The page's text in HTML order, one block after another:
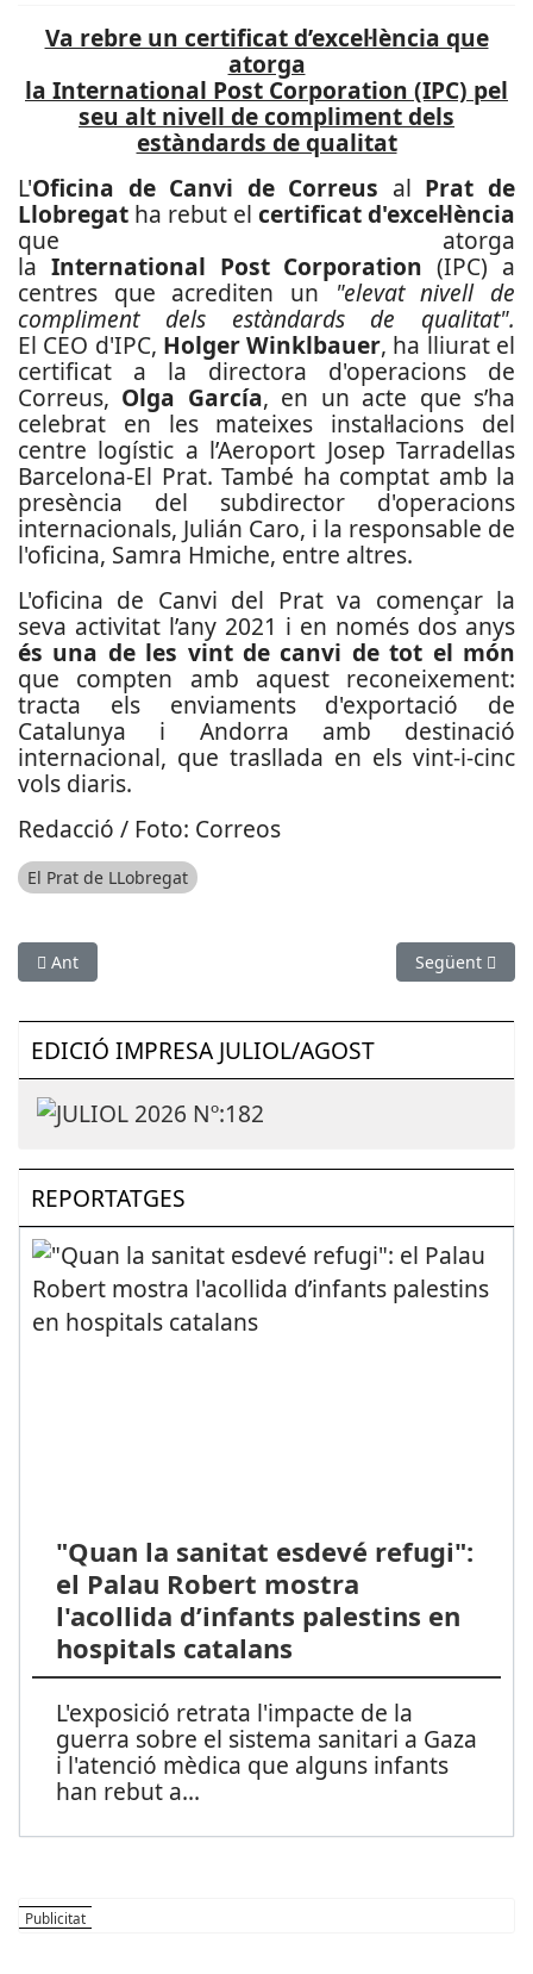
Va rebre un certificat d’excel·lència que
atorga
la International Post Corporation (IPC) pel
seu alt nivell de compliment dels
estàndards de qualitat
L'Oficina de Canvi de Correus al Prat de
Llobregat ha rebut el certificat d'excel·lència
que atorga
la International Post Corporation (IPC) a
centres que acrediten un "elevat nivell de
compliment dels estàndards de qualitat".
El CEO d'IPC, Holger Winklbauer, ha lliurat el
certificat a la directora d'operacions de
Correus, Olga García, en un acte que s’ha
celebrat en les mateixes instal·lacions del
centre logístic a l’Aeroport Josep Tarradellas
Barcelona-El Prat. També ha comptat amb la
presència del subdirector d'operacions
internacionals, Julián Caro, i la responsable de
l'oficina, Samra Hmiche, entre altres.
L'oficina de Canvi del Prat va començar la
seva activitat l’any 2021 i en només dos anys
és una de les vint de canvi de tot el món
que compten amb aquest reconeixement:
tracta els enviaments d'exportació de
Catalunya i Andorra amb destinació
internacional, que trasllada en els vint-i-cinc
vols diaris.
Redacció / Foto: Correos
El Prat de LLobregat
Article anterior: S’adjudiquen les obres de construcció del
Ant Article
Següent
EDICIÓ IMPRESA JULIOL/AGOST
REPORTATGES
"Quan la sanitat esdevé refugi":
el Palau Robert mostra
l'acollida d’infants palestins en
hospitals catalans
L'exposició retrata l'impacte de la
guerra sobre el sistema sanitari a Gaza
i l'atenció mèdica que alguns infants
han rebut a...